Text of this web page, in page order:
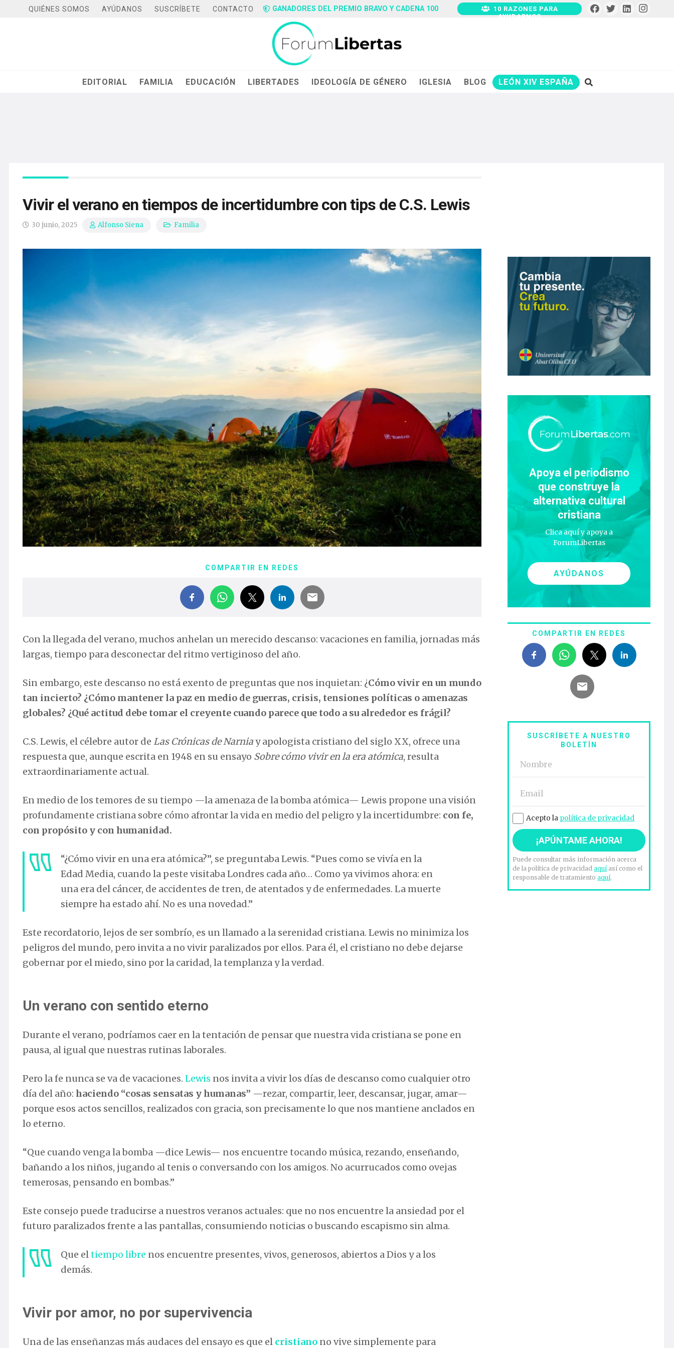
QUIÉNES SOMOS AYÚDANOS SUSCRÍBETE CONTACTO GANADORES DEL PREMIO BRAVO Y CADENA 100
10 RAZONES PARA
AYUDARNOS
EDITORIAL FAMILIA EDUCACIÓN LIBERTADES IDEOLOGÍA DE GÉNERO IGLESIA BLOG LEÓN XIV ESPAÑA
Vivir el verano en tiempos de incertidumbre con tips de C.S. Lewis
30 junio, 2025 Alfonso Siena Familia
COMPARTIR EN REDES
Con la llegada del verano, muchos anhelan un merecido descanso: vacaciones en familia, jornadas más
largas, tiempo para desconectar del ritmo vertiginoso del año.
Sin embargo, este descanso no está exento de preguntas que nos inquietan: ¿Cómo vivir en un mundo
tan incierto? ¿Cómo mantener la paz en medio de guerras, crisis, tensiones políticas o amenazas
globales? ¿Qué actitud debe tomar el creyente cuando parece que todo a su alrededor es frágil?
C.S. Lewis, el célebre autor de Las Crónicas de Narniay apologista cristiano del siglo XX, ofrece una
respuesta que, aunque escrita en 1948 en su ensayo Sobre cómo vivir en la era atómica, resulta
extraordinariamente actual.
En medio de los temores de su tiempo —la amenaza de la bomba atómica— Lewis propone una visión
profundamente cristiana sobre cómo afrontar la vida en medio del peligro y la incertidumbre: con fe,
con propósito y con humanidad.
“¿Cómo vivir en una era atómica?”, se preguntaba Lewis. “Pues como se vivía en la
Edad Media, cuando la peste visitaba Londres cada año… Como ya vivimos ahora: en
una era del cáncer, de accidentes de tren, de atentados y de enfermedades. La muerte
siempre ha estado ahí. No es una novedad.”
Este recordatorio, lejos de ser sombrío, es un llamado a la serenidad cristiana. Lewis no minimiza los
peligros del mundo, pero invita a no vivir paralizados por ellos. Para él, el cristiano no debe dejarse
gobernar por el miedo, sino por la caridad, la templanza y la verdad.
Un verano con sentido eterno
Durante el verano, podríamos caer en la tentación de pensar que nuestra vida cristiana se pone en
pausa, al igual que nuestras rutinas laborales.
Pero la fe nunca se va de vacaciones. Lewis nos invita a vivir los días de descanso como cualquier otro
día del año: haciendo “cosas sensatas y humanas” —rezar, compartir, leer, descansar, jugar, amar—
porque esos actos sencillos, realizados con gracia, son precisamente lo que nos mantiene anclados en
lo eterno.
“Que cuando venga la bomba —dice Lewis— nos encuentre tocando música, rezando, enseñando,
bañando a los niños, jugando al tenis o conversando con los amigos. No acurrucados como ovejas
temerosas, pensando en bombas.”
Este consejo puede traducirse a nuestros veranos actuales: que no nos encuentre la ansiedad por el
futuro paralizados frente a las pantallas, consumiendo noticias o buscando escapismo sin alma.
Que eltiempo libre nos encuentre presentes, vivos, generosos, abiertos a Dios y a los
demás.
Vivir por amor, no por supervivencia
Una de las enseñanzas más audaces del ensayo es que el cristiano no vive simplemente para
Apoya el periodismo
que construye la
alternativa cultural
cristiana
Clica aquí y apoya a
ForumLibertas
AYÚDANOS
COMPARTIR EN REDES
SUSCRÍBETE A NUESTRO
BOLETÍN
Acepto la política de privacidad
Puede consultar más información acerca
de la política de privacidadaquíasí como el
responsable de tratamientoaquí.